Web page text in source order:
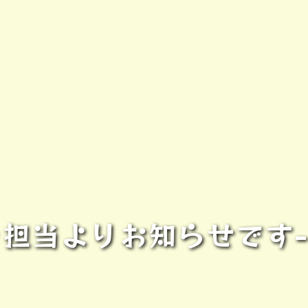
当よりお知らせで